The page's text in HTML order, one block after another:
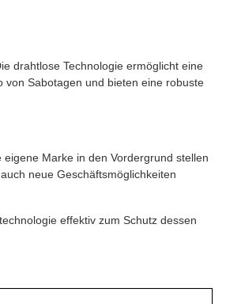
drahtlose Technologie ermöglicht eine
von Sabotagen und bieten eine robuste
Marke in den Vordergrund stellen
neue Geschäftsmöglichkeiten
effektiv zum Schutz dessen